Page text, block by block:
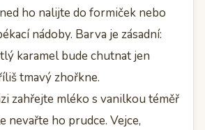
ho nalijte do formiček nebo
nádoby. Barva je zásadní:
karamel bude chutnat jen
tmavý zhořkne.
zahřejte mléko s vanilkou téměř
nevařte ho prudce. Vejce,